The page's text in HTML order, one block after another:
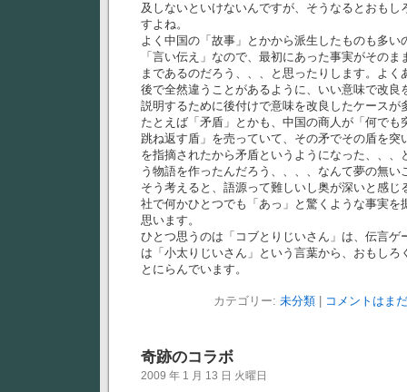
及しないといけないんですが、そうなるとおもし
すよね。
よく中国の「故事」とかから派生したものも多い
「言い伝え」なので、最初にあった事実がその
まであるのだろう、、、と思ったりします。よく
後で全然違うことがあるように、いい意味で改良
説明するために後付けで意味を改良したケースが
たとえば「矛盾」とかも、中国の商人が「何でも
跳ね返す盾」を売っていて、その矛でその盾を突
を指摘されたから矛盾というようになった、、、
う物語を作ったんだろう、、、、なんて夢の無い
そう考えると、語源って難しいし奥が深いと感じ
社で何かひとつでも「あっ」と驚くような事実を
思います。
ひとつ思うのは「コブとりじいさん」は、伝言ゲ
は「小太りじいさん」という言葉から、おもしろ
とにらんでいます。
カテゴリー: 未分類 コメントはま
奇跡のコラボ
2009 年 1 月 13 日 火曜日